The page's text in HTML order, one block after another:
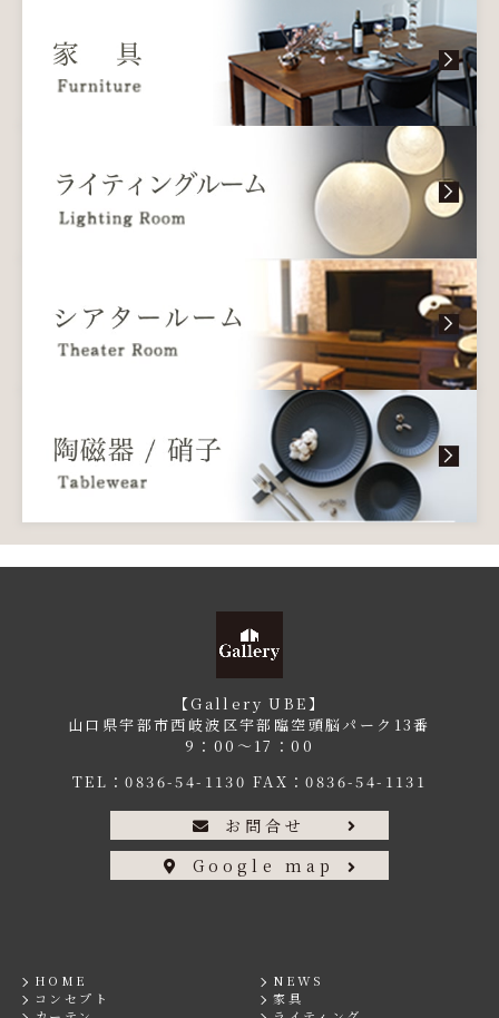
【Gallery UBE】
山口県宇部市西岐波区宇部臨空頭脳パーク13番
9：00〜17：00
TEL：0836-54-1130 FAX：0836-54-1131
お問合せ
Google map
HOME
NEWS
コンセプト
家具